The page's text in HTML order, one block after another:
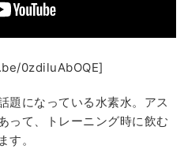
0zdiluAbOQE]
題になっている水素水。アス
って、トレーニング時に飲む
す。